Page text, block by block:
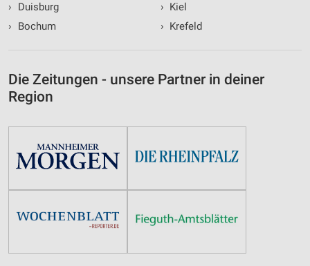
›
Duisburg
›
Bochum
› Kiel
› Krefeld
Die Zeitungen - unsere Partner in deiner
Region